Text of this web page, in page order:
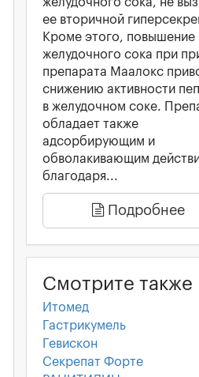
ее вторичной
Кроме этого, повышение
желудочного сока при
препарата Маалокс
снижению активности
в желудочном соке.
обладает также
адсорбирующим и
обволакивающим
благодаря...
Подробнее
Смотрите также
Итомед
Гастрикумель
Гевискон
Секрепат Форте